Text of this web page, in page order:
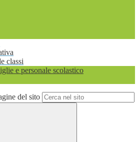
classi
e personale scolastico
del sito